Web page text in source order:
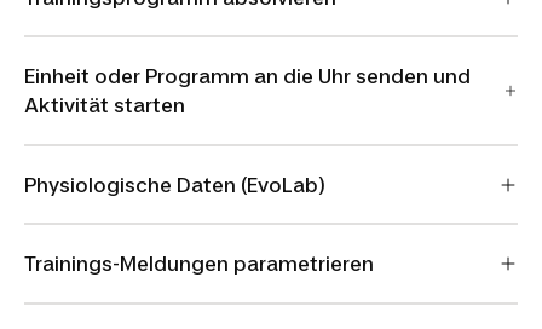
Einheit oder Programm an die Uhr senden und
Aktivität starten
Physiologische Daten (EvoLab)
Trainings-Meldungen parametrieren